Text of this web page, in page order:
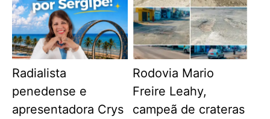
Radialista
penedense e
apresentadora Crys
Rodovia Mario
Freire Leahy,
campeã de crateras